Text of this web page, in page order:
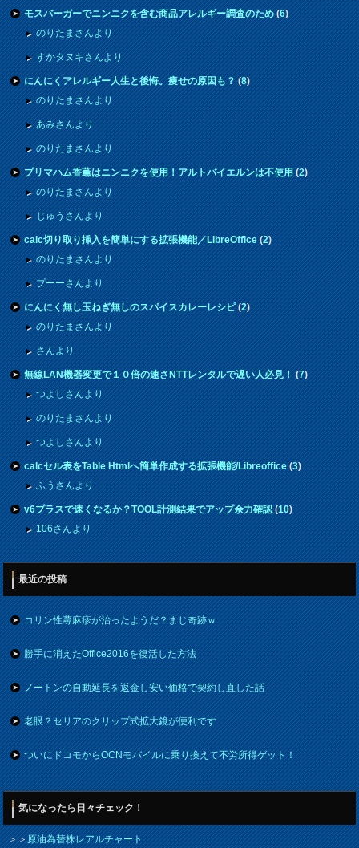
モスバーガーでニンニクを含む商品アレルギー調査のため(6)
のりたまさんより
すかタヌキさんより
にんにくアレルギー人生と後悔。痩せの原因も？(8)
のりたまさんより
あみさんより
のりたまさんより
プリマハム香薫はニンニクを使用！アルトバイエルンは不使用(2)
のりたまさんより
じゅうさんより
calc切り取り挿入を簡単にする拡張機能／LibreOffice(2)
のりたまさんより
プーーさんより
にんにく無し玉ねぎ無しのスパイスカレーレシピ(2)
のりたまさんより
さんより
無線LAN機器変更で１０倍の速さNTTレンタルで遅い人必見！(7)
つよしさんより
のりたまさんより
つよしさんより
calcセル表をTable Htmlへ簡単作成する拡張機能/Libreoffice(3)
ふうさんより
v6プラスで速くなるか？TOOL計測結果でアップ余力確認(10)
106さんより
最近の投稿
コリン性蕁麻疹が治ったようだ？まじ奇跡ｗ
勝手に消えたOffice2016を復活した方法
ノートンの自動延長を返金し安い価格で契約し直した話
老眼？セリアのクリップ式拡大鏡が便利です
ついにドコモからOCNモバイルに乗り換えて不労所得ゲット！
気になったら日々チェック！
＞＞原油為替株レアルチャート